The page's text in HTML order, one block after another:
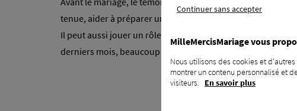
tenue, aider à préparer une surprise ou organiser
Il peut aussi jouer un rôle plus discret, mais tout aussi
derniers mois, beaucoup de couples reçoivent des avis de
Continuer sans accepter
MilleMercisMariage vous
Nous utilisons des cookies et
montrer un contenu personnalisé et
visiteurs. En savoir plus